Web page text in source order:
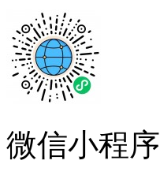
微信小程序